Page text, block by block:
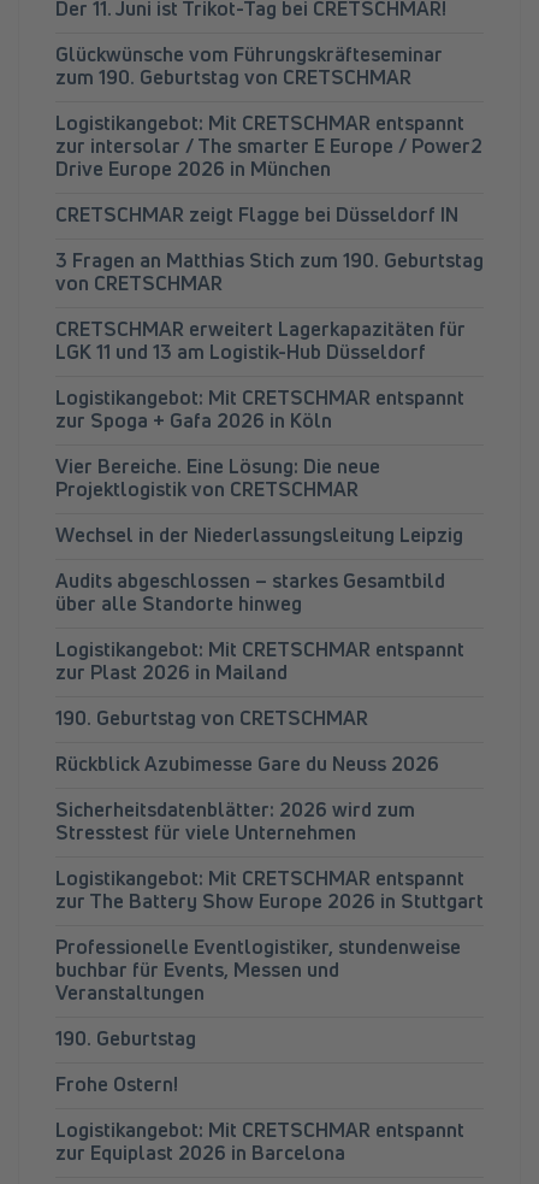
Der 11. Juni ist Trikot-Tag bei CRETSCHMAR!
Glückwünsche vom Führungskräfteseminar
zum 190. Geburtstag von CRETSCHMAR
Logistikangebot: Mit CRETSCHMAR entspannt
zur intersolar / The smarter E Europe / Power2
Drive Europe 2026 in München
CRETSCHMAR zeigt Flagge bei Düsseldorf IN
3 Fragen an Matthias Stich zum 190. Geburtstag
von CRETSCHMAR
CRETSCHMAR erweitert Lagerkapazitäten für
LGK 11 und 13 am Logistik-Hub Düsseldorf
Logistikangebot: Mit CRETSCHMAR entspannt
zur Spoga + Gafa 2026 in Köln
Vier Bereiche. Eine Lösung: Die neue
Projektlogistik von CRETSCHMAR
Wechsel in der Niederlassungsleitung Leipzig
Audits abgeschlossen – starkes Gesamtbild
über alle Standorte hinweg
Logistikangebot: Mit CRETSCHMAR entspannt
zur Plast 2026 in Mailand
190. Geburtstag von CRETSCHMAR
Rückblick Azubimesse Gare du Neuss 2026
Sicherheitsdatenblätter: 2026 wird zum
Stresstest für viele Unternehmen
Logistikangebot: Mit CRETSCHMAR entspannt
zur The Battery Show Europe 2026 in Stuttgart
Professionelle Eventlogistiker, stundenweise
buchbar für Events, Messen und
Veranstaltungen
190. Geburtstag
Frohe Ostern!
Logistikangebot: Mit CRETSCHMAR entspannt
zur Equiplast 2026 in Barcelona